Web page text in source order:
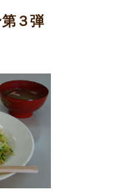
３弾